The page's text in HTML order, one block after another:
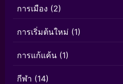
การเมือง (2)
การเริ่มต้นใหม่ (1)
การแก้แค้น (1)
กีฬา (14)